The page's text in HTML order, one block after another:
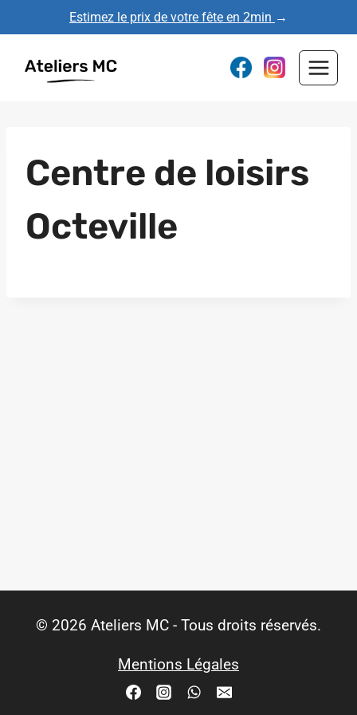
au
contenu
Estimez le prix de votre fête en 2min →
Centre de loisirs
Octeville
© 2026 Ateliers MC - Tous droits réservés.
Mentions Légales